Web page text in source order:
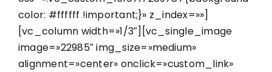
color: #ffffff !important;}» z_index=»»]
[vc_column width=»1/3″][vc_single_image
image=»22985″ img_size=»medium»
alignment=»center» onclick=»custom_link»